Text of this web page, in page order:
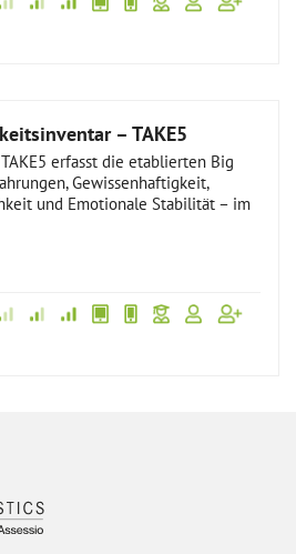
– TAKE5
erfasst die etablierten Big
Gewissenhaftigkeit,
und Emotionale Stabilität – im